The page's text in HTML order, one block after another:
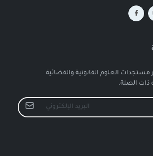
مستجدات العلوم القانونية والقضائية
ذات الصلة.